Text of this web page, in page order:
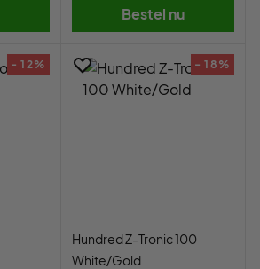
Bestel nu
- 12% - 18%
Hundred Z-Tronic 100
White/Gold